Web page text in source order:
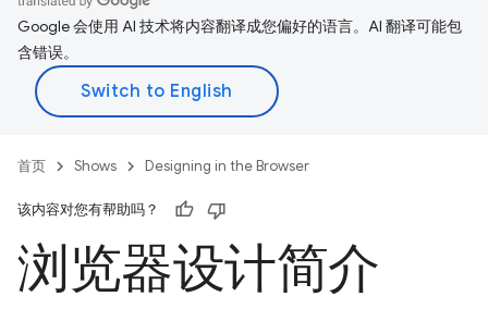
Google 会使用 AI 技术将内容翻译成您偏好的语言。AI 翻译可能包
含错误。
首页 Shows Designing in the Browser
该内容对您有帮助吗？
浏览器设计简介